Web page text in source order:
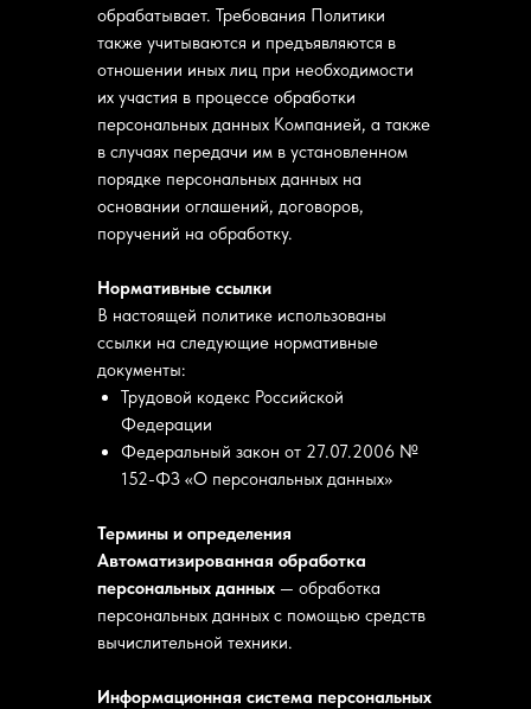
обрабатывает. Требования Политики
также учитываются и предъявляются в
отношении иных лиц при необходимости
их участия в процессе обработки
персональных данных Компанией, а также
в случаях передачи им в установленном
порядке персональных данных на
основании оглашений, договоров,
поручений на обработку.
Нормативные ссылки
В настоящей политике использованы
ссылки на следующие нормативные
документы:
Трудовой кодекс Российской
Федерации
Федеральный закон от 27.07.2006 №
152-ФЗ «О персональных данных»
Термины и определения
Автоматизированная обработка
персональных данных — обработка
персональных данных с помощью средств
вычислительной техники.
Информационная система персональных